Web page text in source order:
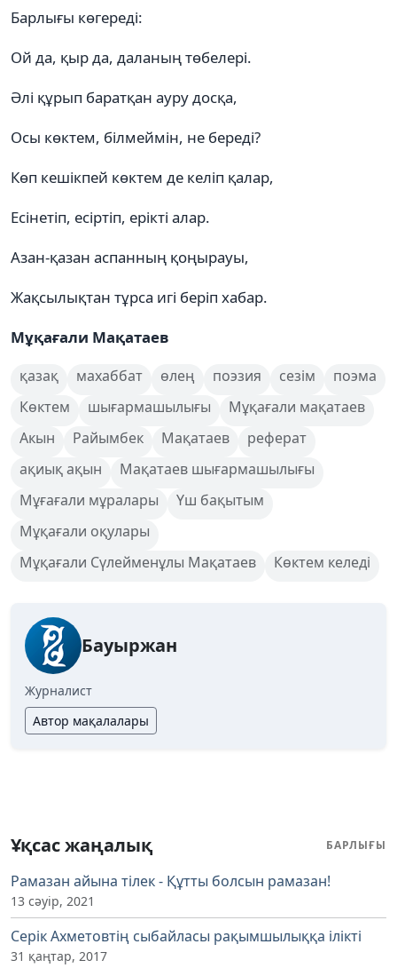
Барлығы көгереді:
Ой да, қыр да, даланың төбелері.
Әлі құрып баратқан ауру досқа,
Осы көктем, білмеймін, не береді?
Көп кешікпей көктем де келіп қалар,
Есінетіп, есіртіп, ерікті алар.
Азан-қазан аспанның қоңырауы,
Жақсылықтан тұрса игі беріп хабар.
Мұқағали Мақатаев
қазақ махаббат өлең поэзия сезім
поэма
Көктем
шығармашылығы
Мұқағали мақатаев
Акын
Райымбек Мақатаев
реферат
ақиық ақын
Мақатаев шығармашылығы
Мұғағали мұралары
Үш бақытым
Мұқағали оқулары
Мұқағали Сүлейменұлы Мақатаев
Көктем келеді
Бауыржан
Журналист
Автор мақалалары
Ұқсас жаңалық БАРЛЫҒЫ
Рамазан айына тілек - Құтты болсын рамазан!
13 сәуір, 2021
Серік Ахметовтің сыбайласы рақымшылыққа ілікті
31 қаңтар, 2017